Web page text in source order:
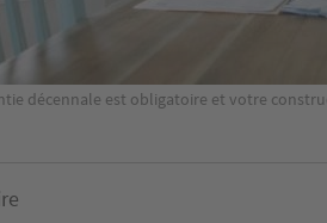
décennale est obligatoire et votre